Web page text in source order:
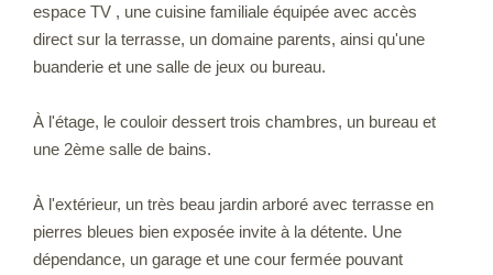
espace TV , une cuisine familiale équipée avec accès
direct sur la terrasse, un domaine parents, ainsi qu'une
buanderie et une salle de jeux ou bureau.
À l'étage, le couloir dessert trois chambres, un bureau et
une 2ème salle de bains.
À l'extérieur, un très beau jardin arboré avec terrasse en
pierres bleues bien exposée invite à la détente. Une
dépendance, un garage et une cour fermée pouvant